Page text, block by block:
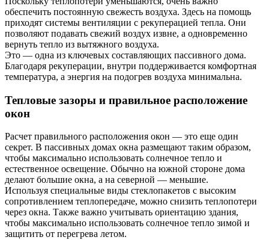
обеспечить постоянную свежесть воздуха. Здесь на помощь
приходят системы вентиляции с рекуперацией тепла. Они
позволяют подавать свежий воздух извне, а одновременно
вернуть тепло из вытяжного воздуха.
Это — одна из ключевых составляющих пассивного дома.
Благодаря рекуперации, внутри поддерживается комфортная
температура, а энергия на подогрев воздуха минимальна.
Тепловые зазоры и правильное расположение
окон
Расчет правильного расположения окон — это еще один
секрет. В пассивных домах окна размещают таким образом,
чтобы максимально использовать солнечное тепло и
естественное освещение. Обычно на южной стороне дома
делают большие окна, а на северной — меньшие.
Используя специальные виды стеклопакетов с высоким
сопротивлением теплопередаче, можно снизить теплопотери
через окна. Также важно учитывать ориентацию здания,
чтобы максимально использовать солнечное тепло зимой и
защитить от перегрева летом.